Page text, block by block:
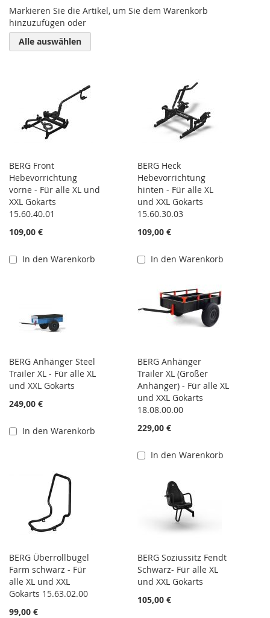
Markieren Sie die Artikel, um Sie dem Warenkorb
hinzuzufügen oder
Alle auswählen
BERG Front
Hebevorrichtung
vorne - Für alle XL und
XXL Gokarts
15.60.40.01
109,00 €
In den Warenkorb
BERG Heck
Hebevorrichtung
hinten - Für alle XL
und XXL Gokarts
15.60.30.03
109,00 €
In den Warenkorb
BERG Anhänger Steel
Trailer XL - Für alle XL
und XXL Gokarts
249,00 €
In den Warenkorb
BERG Anhänger
Trailer XL (Großer
Anhänger) - Für alle XL
und XXL Gokarts
18.08.00.00
229,00 €
In den Warenkorb
BERG Überrollbügel
Farm schwarz - Für
alle XL und XXL
Gokarts 15.63.02.00
99,00 €
BERG Soziussitz Fendt
Schwarz- Für alle XL
und XXL Gokarts
105,00 €